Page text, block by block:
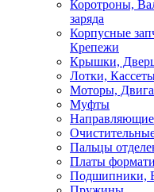
Коротроны,
заряда
Корпусные
Крепежи
Крышки,
Лотки,
Моторы,
Муфты
Направляющие
Пальцы
Платы
Подшипники,